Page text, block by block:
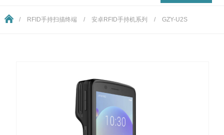
/ RFID手持扫描终端 / 安卓RFID手持机系列 / GZY-U2S